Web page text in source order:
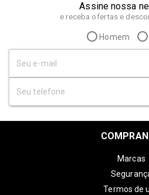
Assine nossa
e receba ofertas e
Homem
Marcas
Termos de